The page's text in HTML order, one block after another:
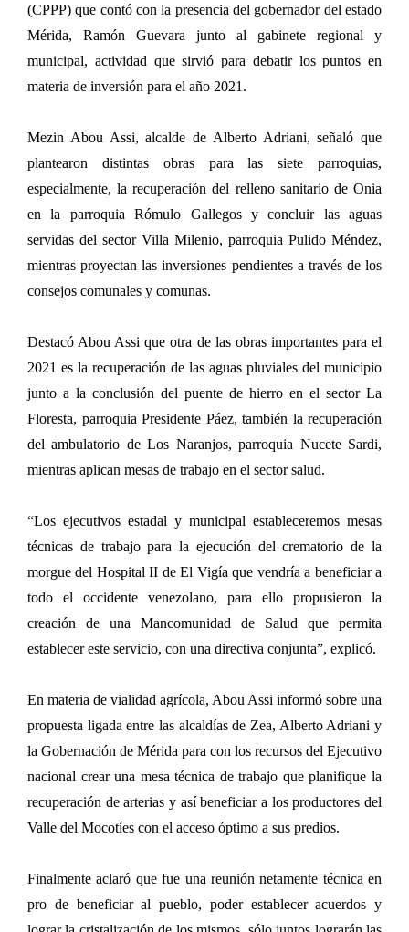
(CPPP) que contó con la presencia del gobernador del estado
Mérida, Ramón Guevara junto al gabinete regional y
municipal, actividad que sirvió para debatir los puntos en
materia de inversión para el año 2021.
Mezin Abou Assi, alcalde de Alberto Adriani, señaló que
plantearon distintas obras para las siete parroquias,
especialmente, la recuperación del relleno sanitario de Onia
en la parroquia Rómulo Gallegos y concluir las aguas
servidas del sector Villa Milenio, parroquia Pulido Méndez,
mientras proyectan las inversiones pendientes a través de los
consejos comunales y comunas.
Destacó Abou Assi que otra de las obras importantes para el
2021 es la recuperación de las aguas pluviales del municipio
junto a la conclusión del puente de hierro en el sector La
Floresta, parroquia Presidente Páez, también la recuperación
del ambulatorio de Los Naranjos, parroquia Nucete Sardi,
mientras aplican mesas de trabajo en el sector salud.
“Los ejecutivos estadal y municipal estableceremos mesas
técnicas de trabajo para la ejecución del crematorio de la
morgue del Hospital II de El Vigía que vendría a beneficiar a
todo el occidente venezolano, para ello propusieron la
creación de una Mancomunidad de Salud que permita
establecer este servicio, con una directiva conjunta”, explicó.
En materia de vialidad agrícola, Abou Assi informó sobre una
propuesta ligada entre las alcaldías de Zea, Alberto Adriani y
la Gobernación de Mérida para con los recursos del Ejecutivo
nacional crear una mesa técnica de trabajo que planifique la
recuperación de arterias y así beneficiar a los productores del
Valle del Mocotíes con el acceso óptimo a sus predios.
Finalmente aclaró que fue una reunión netamente técnica en
pro de beneficiar al pueblo, poder establecer acuerdos y